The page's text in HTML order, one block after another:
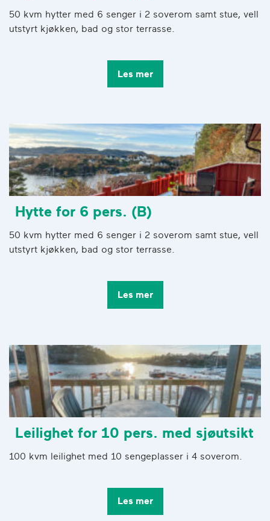
50 kvm hytter med 6 senger i 2 soverom samt stue, vell
utstyrt kjøkken, bad og stor terrasse.
Les mer
Hytte for 6 pers. (B)
50 kvm hytter med 6 senger i 2 soverom samt stue, vell
utstyrt kjøkken, bad og stor terrasse.
Les mer
Leilighet for 10 pers. med sjøutsikt
100 kvm leilighet med 10 sengeplasser i 4 soverom.
Les mer